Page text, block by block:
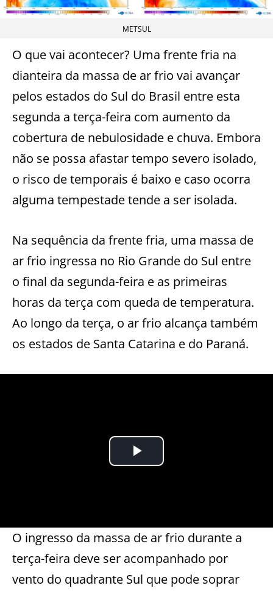
METSUL
O que vai acontecer? Uma frente fria na
dianteira da massa de ar frio vai avançar
pelos estados do Sul do Brasil entre esta
segunda a terça-feira com aumento da
cobertura de nebulosidade e chuva. Embora
não se possa afastar tempo severo isolado,
o risco de temporais é baixo e caso ocorra
alguma tempestade tende a ser isolada.
Na sequência da frente fria, uma massa de
ar frio ingressa no Rio Grande do Sul entre
o final da segunda-feira e as primeiras
horas da terça com queda de temperatura.
Ao longo da terça, o ar frio alcança também
os estados de Santa Catarina e do Paraná.
O ingresso da massa de ar frio durante a
terça-feira deve ser acompanhado por
vento do quadrante Sul que pode soprar